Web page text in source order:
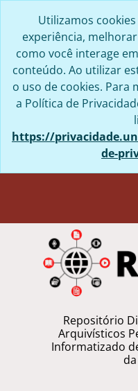
Utilizamos
experiência,
como você interage
conteúdo. Ao utilizar
o uso de cookies. Para
a Política de
https://
de-
Repositório
Arquivísticos
Informatizado